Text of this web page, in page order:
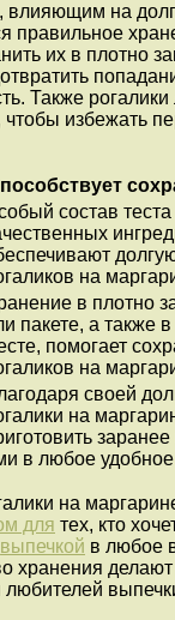
на
правильное
их в плотно
Также
избежать
состав
на
в плотно
пакете, а также
помогает
на
своей
на
в любое
на
для тех, кто
выпечкой в любое
хранения
любителей